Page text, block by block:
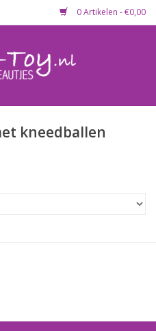
0 Artikelen - €0,00
kneedballen